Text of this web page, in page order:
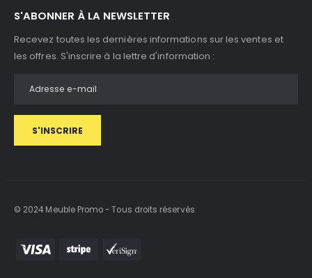
S'ABONNER À LA NEWSLETTER
Recevez toutes les dernières informations sur les ventes et
les offres. S'inscrire à la lettre d'information :
S'INSCRIRE
© 2024 Meuble Promo - Tous droits réservés